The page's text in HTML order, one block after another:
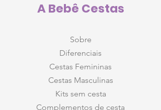
A Bebê Cestas
Sobre
Diferenciais
Cestas Femininas
Cestas Masculinas
Kits sem cesta
Complementos de cesta